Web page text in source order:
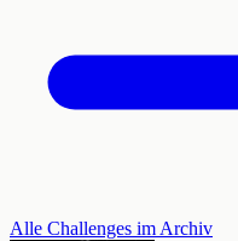
Alle Challenges im Archiv